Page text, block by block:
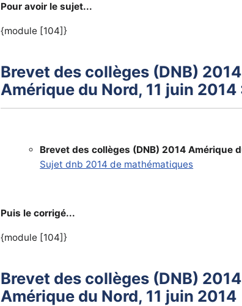
Pour avoir le sujet...
{module [104]}
Brevet des collèges (DNB) 2014
Amérique du Nord, 11 juin 2014
Brevet des collèges (DNB) 2014 Amérique
Sujet dnb 2014 de mathématiques
Puis le corrigé...
{module [104]}
Brevet des collèges (DNB) 2014
Amérique du Nord, 11 juin